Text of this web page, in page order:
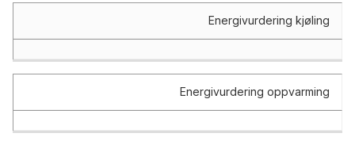
Energivurdering kjøling
Energivurdering oppvarming